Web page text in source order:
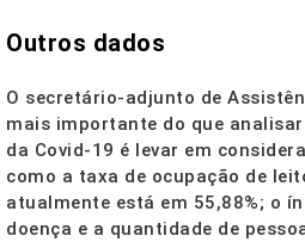
Outros dados
O secretário-adjunto de
mais importante do que
da Covid-19 é levar em
como a taxa de ocupação de
atualmente está em 55,88%; o
doença e a quantidade de